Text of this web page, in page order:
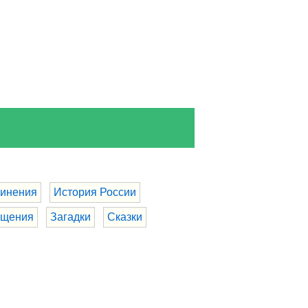
История России
Загадки Сказки